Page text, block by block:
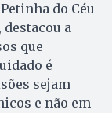
do Céu
a
que
é
sejam
e não em